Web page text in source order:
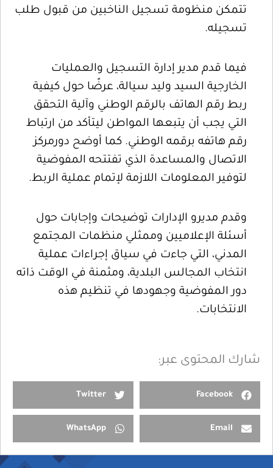
تتمكن منظومة تسجيل الناخبين من قبول طلب
تسجيله.
فيما قدم مدير إدارة التسجيل والعمليات
الخارجية السيد وليد سيالة، عرضًا حول كيفية
ربط رقم الهاتف بالرقم الوطني وآلية التحقق
التي يجب أن يتبعها المواطن ليتأكد من ارتباط
رقم هاتفه برقمه الوطني. كما أوضح دورمركز
الاتصال والمساعدة الذي تفتتحه المفوضية
لتوفير المعلومات اللازمة لإتمام عملية الربط.
وقدم مديرو الإدارات توضيحات وإجابات حول
أسئلة الإعلاميين وممثلي منظمات المجتمع
المدني، التي جاءت في سياق إجراءات عملية
انتخاب المجالس البلدية، ومثمنة في الوقت ذاته
دور المفوضية وجهودها في تنظيم هذه
الانتخابات.
شارك المحتوى عبر:
Facebook
Twitter
Email
WhatsApp